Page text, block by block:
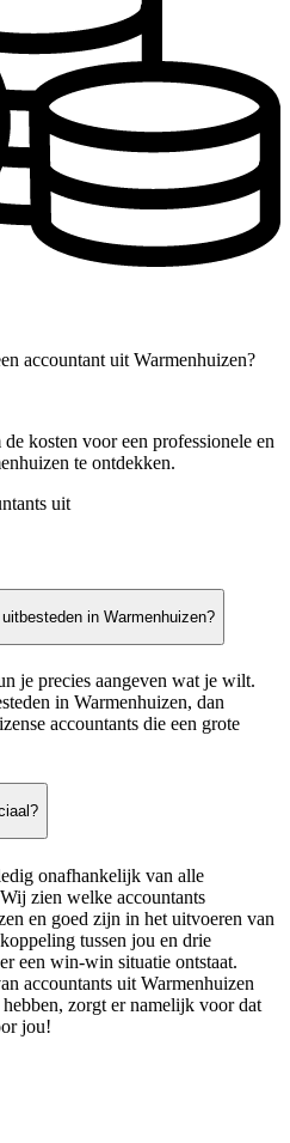
accountant uit Warmenhuizen?
kosten voor een professionele en
te ontdekken.
uit
in Warmenhuizen?
je precies aangeven wat je wilt.
in Warmenhuizen, dan
accountants die een grote
onafhankelijk van alle
zien welke accountants
en goed zijn in het uitvoeren van
tussen jou en drie
een win-win situatie ontstaat.
accountants uit Warmenhuizen
zorgt er namelijk voor dat
jou!